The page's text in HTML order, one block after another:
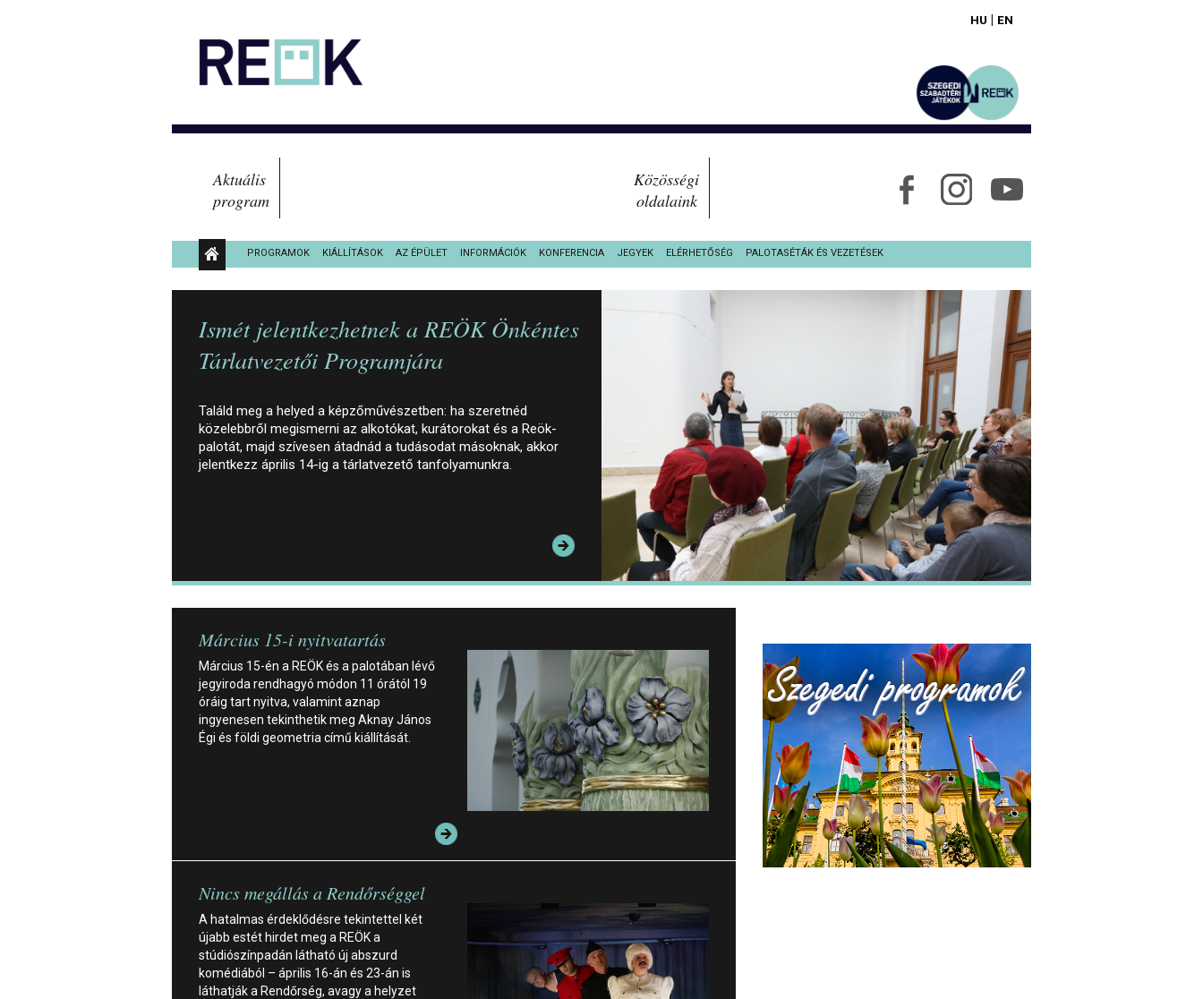
Aktuális
program
Közösségi
oldalaink
HU | EN
PROGRAMOK KIÁLLÍTÁSOK AZ ÉPÜLET INFORMÁCIÓK KONFERENCIA JEGYEK ELÉRHETŐSÉG PALOTASÉTÁK ÉS VEZETÉSEK
KÖZÉRDEKŰ ADATOK
Ismét jelentkezhetnek a REÖK Önkéntes
Tárlatvezetői Programjára
Találd meg a helyed a képzőművészetben: ha szeretnéd
közelebbről megismerni az alkotókat, kurátorokat és a Reök-
palotát, majd szívesen átadnád a tudásodat másoknak, akkor
jelentkezz április 14-ig a tárlatvezető tanfolyamunkra.
Március 15-i nyitvatartás
Március 15-én a REÖK és a palotában lévő
jegyiroda rendhagyó módon 11 órától 19
óráig tart nyitva, valamint aznap
ingyenesen tekinthetik meg Aknay János
Égi és földi geometria című kiállítását.
Nincs megállás a Rendőrséggel
A hatalmas érdeklődésre tekintettel két
újabb estét hirdet meg a REÖK a
stúdiószínpadán látható új abszurd
komédiából – április 16-án és 23-án is
láthatják a Rendőrség, avagy a helyzet